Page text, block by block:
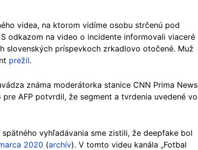
videa, na ktorom vidíme osobu strčenú pod
odkazom na video o incidente informovali viaceré
slovenských príspevkoch zrkadlovo otočené. Muž
prežil.
známa moderátorka stanice CNN Prima News
AFP potvrdil, že segment a tvrdenia uvedené vo
vyhľadávania sme zistili, že deepfake bol
2020 (archív). V tomto videu kanála „Fotbal